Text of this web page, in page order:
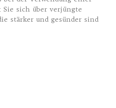
Sie sich über verjüngte
stärker und gesünder sind